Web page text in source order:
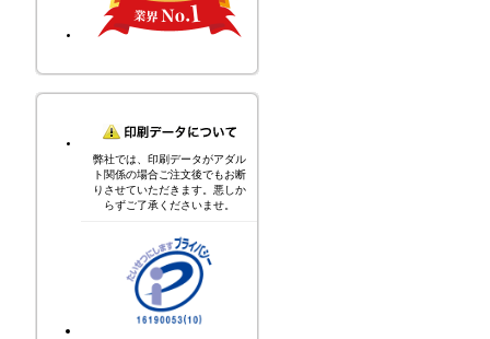
弊社では、印刷データがアダル
ト関係の場合ご注文後でもお断
りさせていただきます。悪しか
らずご了承くださいませ。